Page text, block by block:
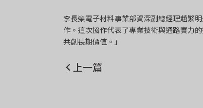
李長榮電子材料事業部資深副總經理趙繁
作。這次協作代表了專業技術與通路實力
共創長期價值。」
上一篇